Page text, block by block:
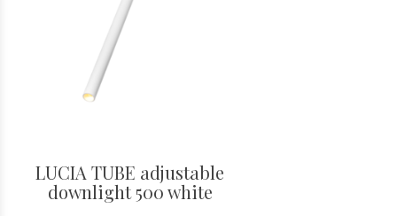
LUCIA TUBE adjustable
downlight 500 white